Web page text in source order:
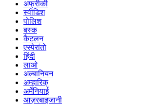
अफ्रीकी
स्वीडिश
पोलिश
बस्क
कैटलन
एस्पेरांतो
हिंदी
लाओ
अल्बानियन
अम्हारिक्
अर्मेनियाई
आज़रबाइजानी